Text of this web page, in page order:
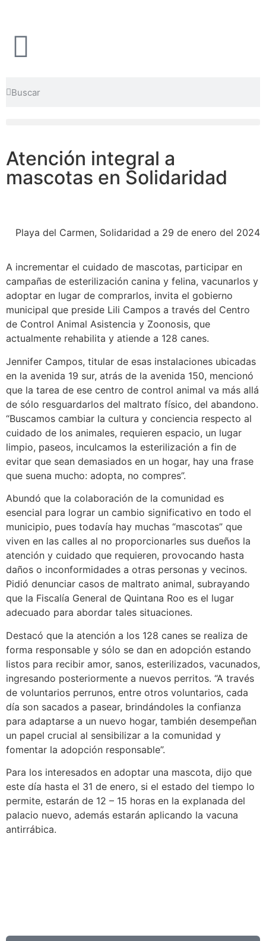
Atención integral a
mascotas en Solidaridad
Playa del Carmen, Solidaridad a 29 de enero del 2024
A incrementar el cuidado de mascotas, participar en
campañas de esterilización canina y felina, vacunarlos y
adoptar en lugar de comprarlos, invita el gobierno
municipal que preside Lili Campos a través del Centro
de Control Animal Asistencia y Zoonosis, que
actualmente rehabilita y atiende a 128 canes.
Jennifer Campos, titular de esas instalaciones ubicadas
en la avenida 19 sur, atrás de la avenida 150, mencionó
que la tarea de ese centro de control animal va más allá
de sólo resguardarlos del maltrato físico, del abandono.
“Buscamos cambiar la cultura y conciencia respecto al
cuidado de los animales, requieren espacio, un lugar
limpio, paseos, inculcamos la esterilización a fin de
evitar que sean demasiados en un hogar, hay una frase
que suena mucho: adopta, no compres”.
Abundó que la colaboración de la comunidad es
esencial para lograr un cambio significativo en todo el
municipio, pues todavía hay muchas “mascotas” que
viven en las calles al no proporcionarles sus dueños la
atención y cuidado que requieren, provocando hasta
daños o inconformidades a otras personas y vecinos.
Pidió denunciar casos de maltrato animal, subrayando
que la Fiscalía General de Quintana Roo es el lugar
adecuado para abordar tales situaciones.
Destacó que la atención a los 128 canes se realiza de
forma responsable y sólo se dan en adopción estando
listos para recibir amor, sanos, esterilizados, vacunados,
ingresando posteriormente a nuevos perritos. “A través
de voluntarios perrunos, entre otros voluntarios, cada
día son sacados a pasear, brindándoles la confianza
para adaptarse a un nuevo hogar, también desempeñan
un papel crucial al sensibilizar a la comunidad y
fomentar la adopción responsable”.
Para los interesados en adoptar una mascota, dijo que
este día hasta el 31 de enero, si el estado del tiempo lo
permite, estarán de 12 – 15 horas en la explanada del
palacio nuevo, además estarán aplicando la vacuna
antirrábica.